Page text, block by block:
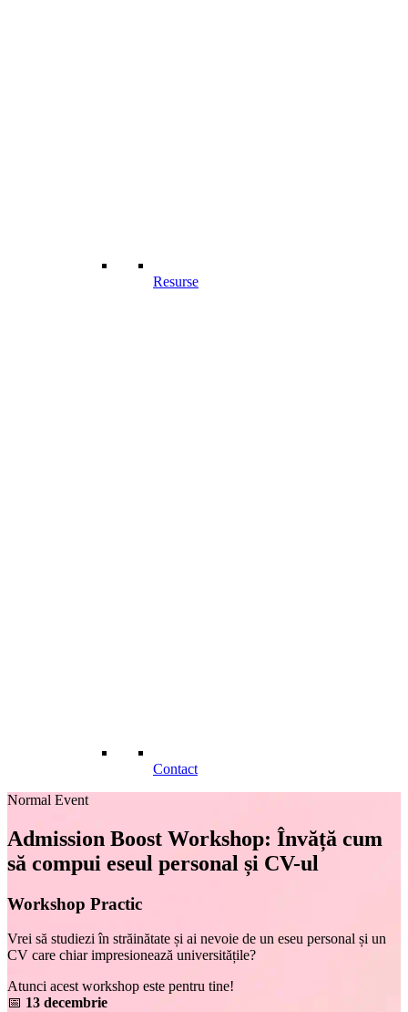
Resurse
Contact
Normal Event
Admission Boost Workshop: Învăță cum
să compui eseul personal și CV-ul
Workshop Practic
Vrei să studiezi în străinătate și ai nevoie de un eseu personal și un
CV care chiar impresionează universitățile?
Atunci acest workshop este pentru tine!
📅 13 decembrie